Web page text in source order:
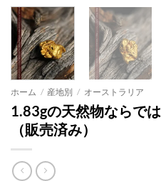
ホーム / 産地別 / オーストラリア
1.83gの天然物ならで
（販売済み）